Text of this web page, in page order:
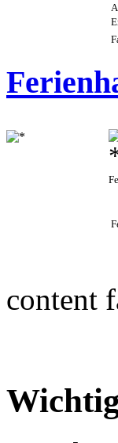
content